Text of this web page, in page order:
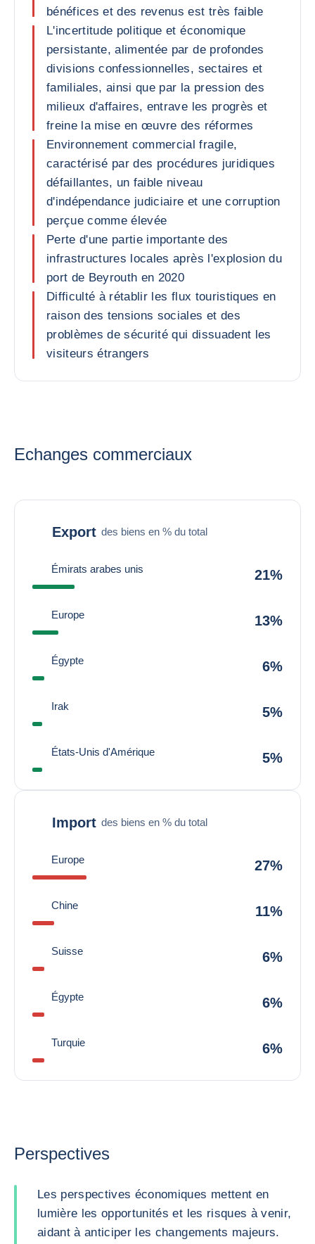
bénéfices et des revenus est très faible
L'incertitude politique et économique
persistante, alimentée par de profondes
divisions confessionnelles, sectaires et
familiales, ainsi que par la pression des
milieux d'affaires, entrave les progrès et
freine la mise en œuvre des réformes
Environnement commercial fragile,
caractérisé par des procédures juridiques
défaillantes, un faible niveau
d'indépendance judiciaire et une corruption
perçue comme élevée
Perte d'une partie importante des
infrastructures locales après l'explosion du
port de Beyrouth en 2020
Difficulté à rétablir les flux touristiques en
raison des tensions sociales et des
problèmes de sécurité qui dissuadent les
visiteurs étrangers
Echanges commerciaux
Export des biens en % du total
Émirats arabes unis 21%
Europe 13%
Égypte 6%
Irak 5%
États-Unis d'Amérique 5%
Import des biens en % du total
Europe 27%
Chine 11%
Suisse 6%
Égypte 6%
Turquie 6%
Perspectives
Les perspectives économiques mettent en
lumière les opportunités et les risques à venir,
aidant à anticiper les changements majeurs.